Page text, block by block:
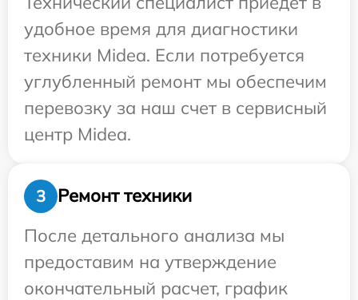
удобное время для диагностики
техники Midea. Если потребуется
углубленный ремонт мы обеспечим
перевозку за наш счет в сервисный
центр Midea.
3
Ремонт техники
После детального анализа мы
предоставим на утверждение
окончательный расчет, график